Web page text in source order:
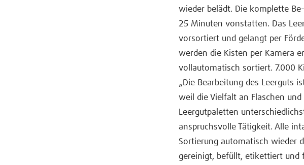
wieder belädt. Die komplette
25 Minuten vonstatten. Das
vorsortiert und gelangt per
werden die Kisten per Kamera
vollautomatisch sortiert. 7.000
„Die Bearbeitung des Leerguts
weil die Vielfalt an Flaschen
Leergutpaletten
anspruchsvolle Tätigkeit. Alle
Sortierung automatisch wieder
gereinigt, befüllt, etikettiert und